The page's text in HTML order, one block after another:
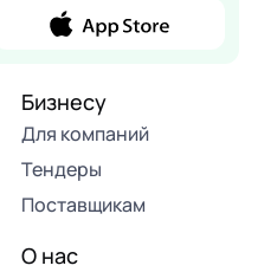
Бизнесу
Для компаний
Тендеры
Поставщикам
О нас